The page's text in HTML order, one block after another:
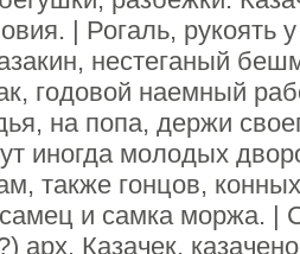
| Рогаль, рукоять
нестеганый
годовой наемный
на попа, держи
иногда молодых
также гонцов,
и самка моржа. |
арх. Казачек,